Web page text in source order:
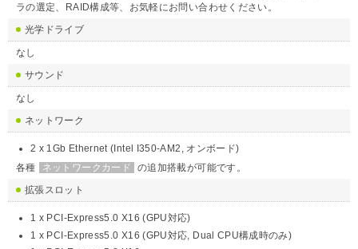
ラの選定、RAID構成等、お気軽にお問い合わせください。
光学ドライブ
なし
サウンド
なし
ネットワーク
2 x 1Gb Ethernet (Intel I350-AM2, オンボード)
各種
ネットワークカード
の追加搭載が可能です。
拡張スロット
1 x PCI-Express5.0 X16 (GPU対応)
1 x PCI-Express5.0 X16 (GPU対応, Dual CPU構成時のみ)